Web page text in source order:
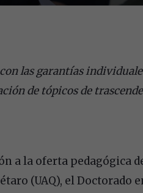
las garantías
de tópicos de
a la oferta pedagógica
(UAQ), el Doctorado